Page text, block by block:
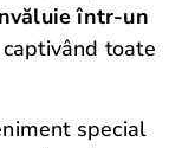
într-un
captivând toate
special